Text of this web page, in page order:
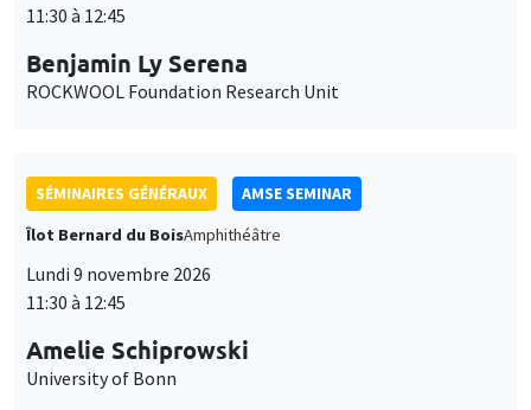
11:30 à 12:45
Benjamin Ly Serena
ROCKWOOL Foundation Research Unit
SÉMINAIRES GÉNÉRAUX
AMSE SEMINAR
Îlot Bernard du BoisAmphithéâtre
Lundi 9 novembre 2026
11:30 à 12:45
Amelie Schiprowski
University of Bonn